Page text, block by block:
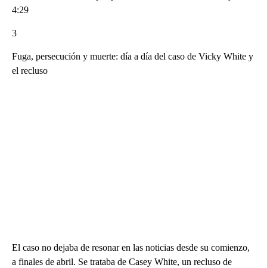
4:29
3
Fuga, persecución y muerte: día a día del caso de Vicky White y
el recluso
El caso no dejaba de resonar en las noticias desde su comienzo,
a finales de abril. Se trataba de Casey White, un recluso de